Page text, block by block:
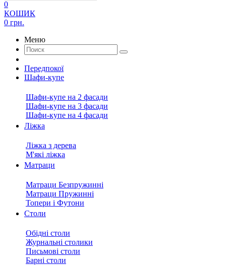
0
КОШИК
0 грн.
Меню
Передпокої
Шафи-купе
Шафи-купе на 2 фасади
Шафи-купе на 3 фасади
Шафи-купе на 4 фасади
Ліжка
Ліжка з дерева
М'які ліжка
Матраци
Матраци Безпружинні
Матраци Пружинні
Топери і Футони
Столи
Обідні столи
Журнальні столики
Письмові столи
Барні столи